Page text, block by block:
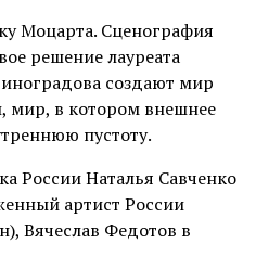
Моцарта. Сценография
решение лауреата
создают мир
мир, в котором внешнее
пустоту.
России Наталья Савченко
артист России
Вячеслав Федотов в